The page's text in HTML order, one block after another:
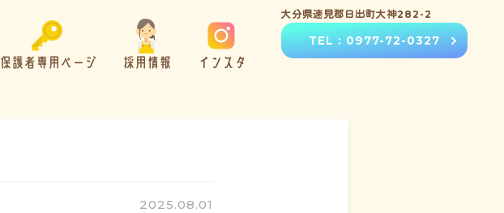
保護者専用ページ 採用情報 インスタ
大分県速見郡日出町大神282-2
TEL : 0977-72-0327
2025.08.01